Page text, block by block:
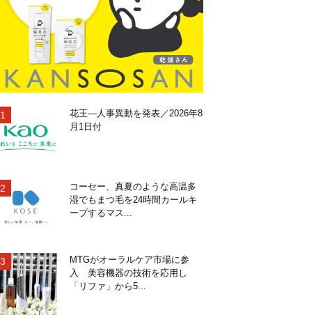
花王―人事異動を発表／2026年8
月1日付
コーセー、真夏のような高温多
湿でもまつ毛を24時間カールキ
ープするマス...
MTGがオーラルケア市場に参
入 美容機器の技術を応用し
「リファ」から5...